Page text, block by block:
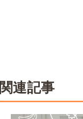
関連記事